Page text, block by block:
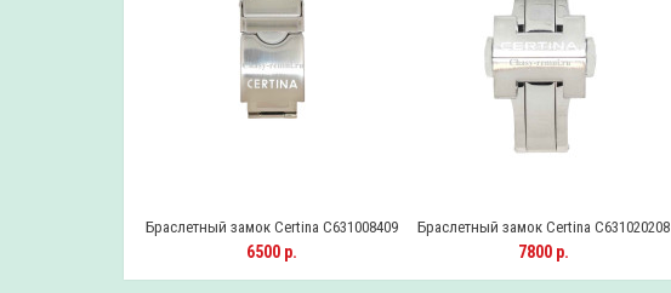
Браслетный замок Certina C631008409
6500 р.
Браслетный замок Certina C631020208
7800 р.